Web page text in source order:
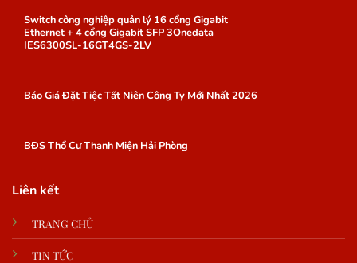
Switch công nghiệp quản lý 16 cổng Gigabit
Ethernet + 4 cổng Gigabit SFP 3Onedata
IES6300SL-16GT4GS-2LV
Báo Giá Đặt Tiệc Tất Niên Công Ty Mới Nhất 2026
BĐS Thổ Cư Thanh Miện Hải Phòng
Liên kết
TRANG CHỦ
TIN TỨC